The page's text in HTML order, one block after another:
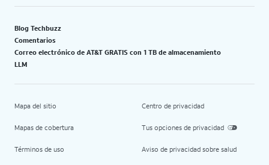
Blog Techbuzz
Comentarios
Correo electrónico de AT&T GRATIS con 1 TB de almacenamiento
LLM
Mapa del sitio
Mapas de cobertura
Términos de uso
Centro de privacidad
Tus opciones de privacidad
Aviso de privacidad sobre salud